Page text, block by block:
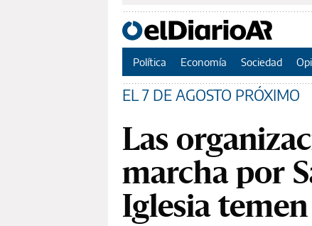
Política Economía Sociedad
EL 7 DE AGOSTO PRÓXIMO
Las
marcha por
Iglesia